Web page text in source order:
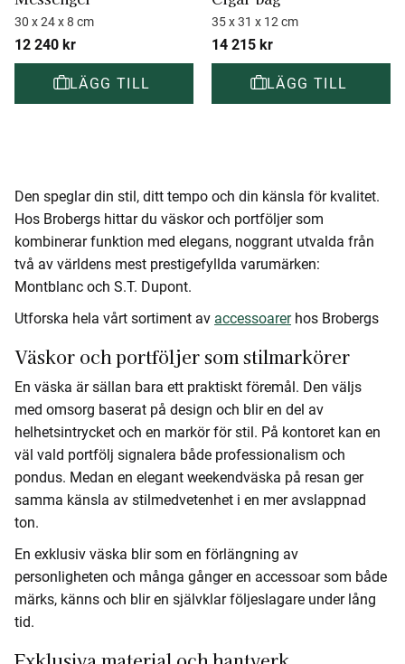
30 x 24 x 8 cm
12 240 kr
35 x 31 x 12 cm
14 215 kr
Den speglar din stil, ditt tempo och din känsla för kvalitet.
Hos Brobergs hittar du väskor och portföljer som
kombinerar funktion med elegans, noggrant utvalda från
två av världens mest prestigefyllda varumärken:
Montblanc och S.T. Dupont.
Utforska hela vårt sortiment av accessoarerhos Brobergs
Väskor och portföljer som stilmarkörer
En väska är sällan bara ett praktiskt föremål. Den väljs
med omsorg baserat på design och blir en del av
helhetsintrycket och en markör för stil. På kontoret kan en
väl vald portfölj signalera både professionalism och
pondus. Medan en elegant weekendväska på resan ger
samma känsla av stilmedvetenhet i en mer avslappnad
ton.
En exklusiv väska blir som en förlängning av
personligheten och många gånger en accessoar som både
märks, känns och blir en självklar följeslagare under lång
tid.